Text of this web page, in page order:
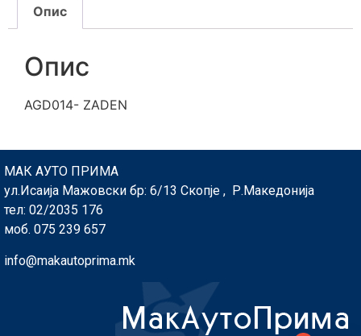
Опис
Опис
AGD014- ZADEN
МАК АУТО ПРИМА
ул.Исаија Мажовски бр: 6/13 Скопје , Р.Македонија
тел: 02/2035 176
моб. 075 239 657
info@makautoprima.mk